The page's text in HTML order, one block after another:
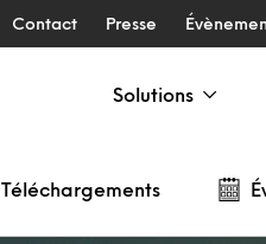
Contact Presse
Solutions
Téléchargements